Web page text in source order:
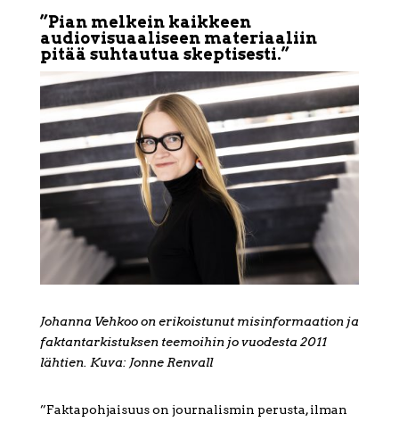
”Pian melkein kaikkeen
audiovisuaaliseen materiaaliin
pitää suhtautua skeptisesti.”
Johanna Vehkoo on erikoistunut misinformaation ja
faktantarkistuksen teemoihin jo vuodesta 2011
lähtien. Kuva: Jonne Renvall
”Faktapohjaisuus on journalismin perusta, ilman